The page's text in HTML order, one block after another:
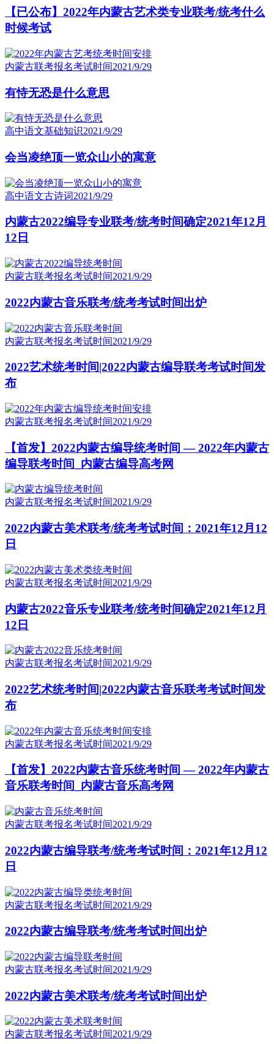
【已公布】2022年内蒙古艺术类专业联考/统考什么
时候考试
内蒙古联考报名考试时间2021/9/29
有恃无恐是什么意思
高中语文基础知识2021/9/29
会当凌绝顶一览众山小的寓意
高中语文古诗词2021/9/29
内蒙古2022编导专业联考/统考时间确定2021年12月
12日
内蒙古联考报名考试时间2021/9/29
2022内蒙古音乐联考/统考考试时间出炉
内蒙古联考报名考试时间2021/9/29
2022艺术统考时间|2022内蒙古编导联考考试时间发
布
内蒙古联考报名考试时间2021/9/29
【首发】2022内蒙古编导统考时间 — 2022年内蒙古
编导联考时间_内蒙古编导高考网
内蒙古联考报名考试时间2021/9/29
2022内蒙古美术联考/统考考试时间：2021年12月12
日
内蒙古联考报名考试时间2021/9/29
内蒙古2022音乐专业联考/统考时间确定2021年12月
12日
内蒙古联考报名考试时间2021/9/29
2022艺术统考时间|2022内蒙古音乐联考考试时间发
布
内蒙古联考报名考试时间2021/9/29
【首发】2022内蒙古音乐统考时间 — 2022年内蒙古
音乐联考时间_内蒙古音乐高考网
内蒙古联考报名考试时间2021/9/29
2022内蒙古编导联考/统考考试时间：2021年12月12
日
内蒙古联考报名考试时间2021/9/29
2022内蒙古编导联考/统考考试时间出炉
内蒙古联考报名考试时间2021/9/29
2022内蒙古美术联考/统考考试时间出炉
内蒙古联考报名考试时间 2021/9/29